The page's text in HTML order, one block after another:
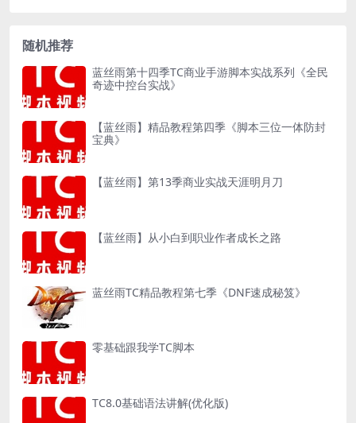
随机推荐
蓝丝雨第十四季TC商业手游脚本实战系列《全民
奇迹中控台实战》
【蓝丝雨】精品教程第四季《脚本三位一体防封
宝典》
【蓝丝雨】第13季商业实战天涯明月刀
【蓝丝雨】从小白到职业作者成长之路
蓝丝雨TC精品教程第七季《DNF速成秘笈》
零基础跟我学TC脚本
TC8.0基础语法讲解(优化版)